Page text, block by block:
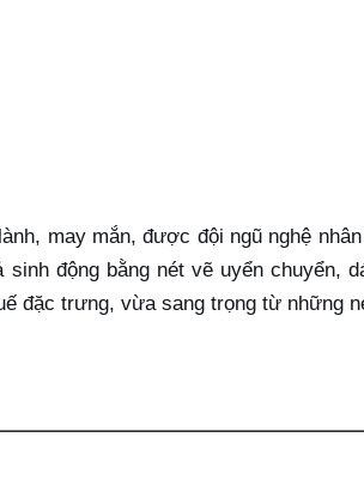
may mắn, được đội ngũ nghệ
động bằng nét vẽ uyển chuyển,
đặc trưng, vừa sang trọng từ những